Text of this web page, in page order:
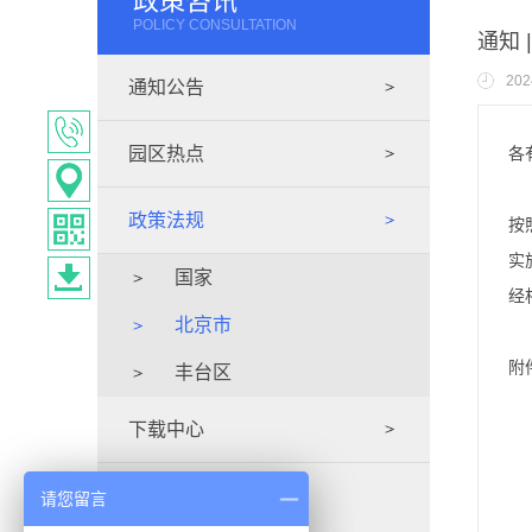
POLICY CONSULTATION
通知公告
园区热点
政策法规
国家
北京市
丰台区
下载中心
通知
各
按
实
经
附
请您留言